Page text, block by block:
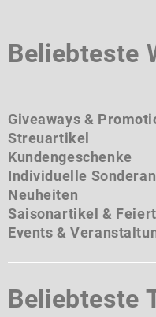
Beliebteste
Giveaways &
Streuartikel
Kundengeschenke
Individuelle
Neuheiten
Saisonartikel &
Events &
Beliebteste